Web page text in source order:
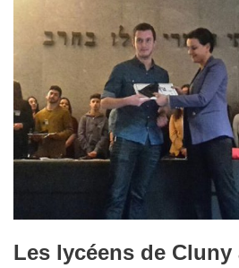
Les lycéens de Cluny